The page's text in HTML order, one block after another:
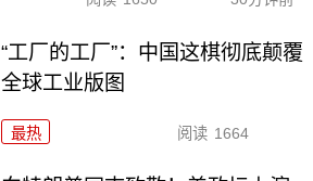
“工厂的工厂”：中国这棋彻底颠覆
全球工业版图
最热 阅读 1664